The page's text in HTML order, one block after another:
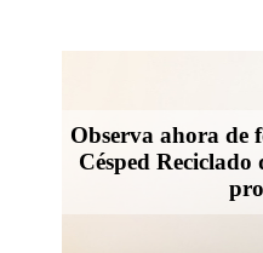
Observa ahora de
Césped Reciclado